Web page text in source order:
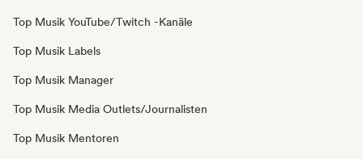
Top Musik YouTube/Twitch -Kanäle
Top Musik Labels
Top Musik Manager
Top Musik Media Outlets/Journalisten
Top Musik Mentoren